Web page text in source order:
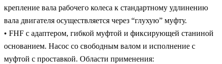
крепление вала рабочего колеса к стандартному удлинению
вала двигателя осуществляется через “глухую” муфту.
• FHF с адаптером, гибкой муфтой и фиксирующей станиной
основанием. Насос со свободным валом и исполнение с
муфтой с проставкой. Области применения: